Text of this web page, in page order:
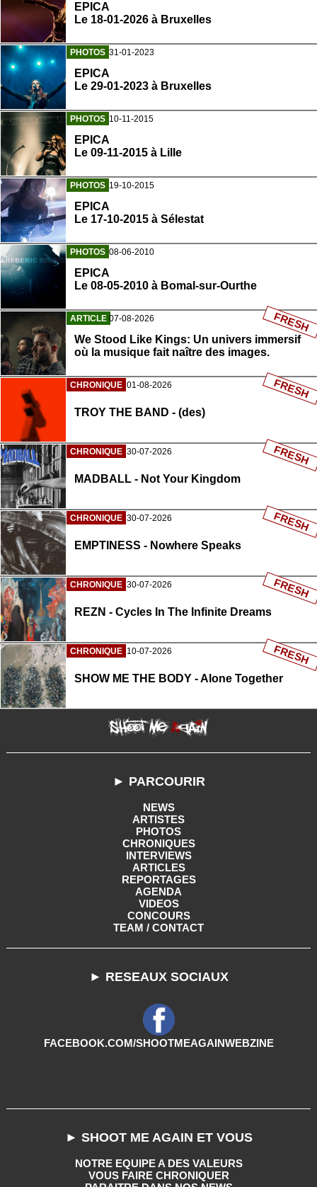
EPICA
Le 18-01-2026 à Bruxelles
PHOTOS 31-01-2023
EPICA
Le 29-01-2023 à Bruxelles
PHOTOS 10-11-2015
EPICA
Le 09-11-2015 à Lille
PHOTOS 19-10-2015
EPICA
Le 17-10-2015 à Sélestat
PHOTOS 08-06-2010
EPICA
Le 08-05-2010 à Bomal-sur-Ourthe
ARTICLE 07-08-2026
We Stood Like Kings: Un univers immersif
où la musique fait naître des images.
FRESH
CHRONIQUE 01-08-2026
TROY THE BAND - (des)
FRESH
CHRONIQUE 30-07-2026
MADBALL - Not Your Kingdom
FRESH
CHRONIQUE 30-07-2026
EMPTINESS - Nowhere Speaks
FRESH
CHRONIQUE 30-07-2026
REZN - Cycles In The Infinite Dreams
FRESH
CHRONIQUE 10-07-2026
SHOW ME THE BODY - Alone Together
FRESH
► PARCOURIR
NEWS
ARTISTES
PHOTOS
CHRONIQUES
INTERVIEWS
ARTICLES
REPORTAGES
AGENDA
VIDEOS
CONCOURS
TEAM / CONTACT
► RESEAUX SOCIAUX
FACEBOOK.COM/SHOOTMEAGAINWEBZINE
► SHOOT ME AGAIN ET VOUS
NOTRE EQUIPE A DES VALEURS
VOUS FAIRE CHRONIQUER